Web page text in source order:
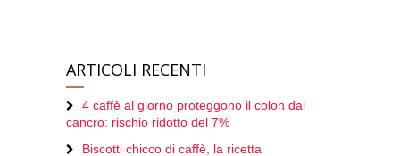
ARTICOLI RECENTI
4 caffè al giorno proteggono il colon dal
cancro: rischio ridotto del 7%
Biscotti chicco di caffè, la ricetta